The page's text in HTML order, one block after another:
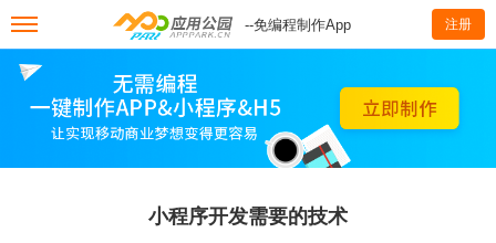
--免编程制作App 注册
小程序开发需要的技术